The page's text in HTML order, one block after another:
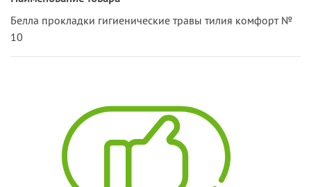
Белла прокладки гигиенические травы тилия комфорт №
10